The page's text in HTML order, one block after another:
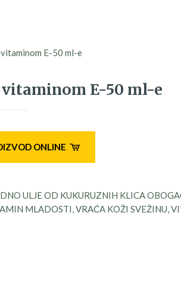
vitaminom E-50 ml-e
vitaminom E-50 ml-e
ONLINE
ULJE OD KUKURUZNIH KLICA
MLADOSTI, VRAĆA KOŽI SVEŽINU,